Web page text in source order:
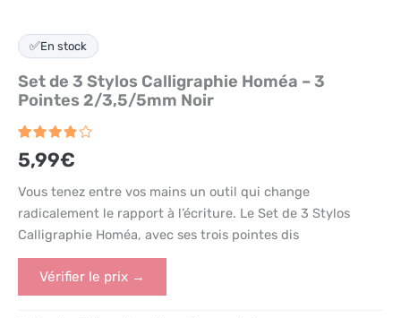
✅En stock
Set de 3 Stylos Calligraphie Homéa – 3
Pointes 2/3,5/5mm Noir
Noté
3.8
basé
sur
25
notations
5,99€
Vous tenez entre vos mains un outil qui change
radicalement le rapport à l’écriture. Le Set de 3 Stylos
Calligraphie Homéa, avec ses trois pointes dis
Vérifier le prix →